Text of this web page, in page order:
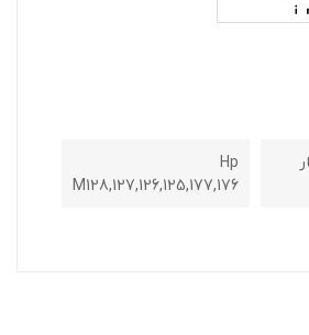
Hp
M128,127,126,125,177,176